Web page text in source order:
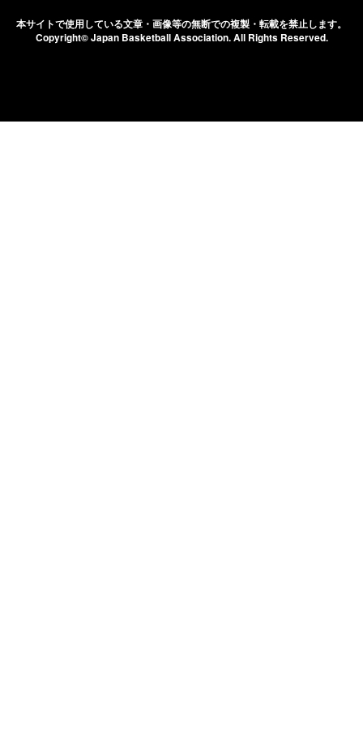
本サイトで使用している文章・画像等の無断での複製・転載を禁止します。
Copyright© Japan Basketball Association.All Rights Reserved.